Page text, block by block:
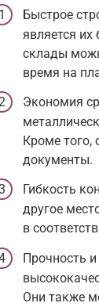
Быстрое
является их
склады
время на
Экономия
Кроме
документы.
Гибкость
другое
в
Прочность
Они также